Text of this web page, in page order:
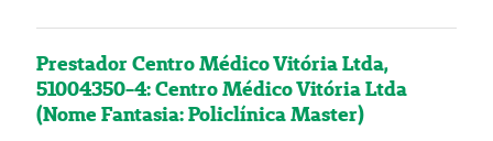
Prestador Centro Médico Vitória Ltda,
51004350-4: Centro Médico Vitória Ltda
(Nome Fantasia: Policlínica Master)